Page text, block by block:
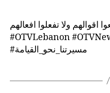
اقوالهم ولا تفعلوا افعالهم
#OTVLebanon
#مسيرتنا_نحو_القيامة